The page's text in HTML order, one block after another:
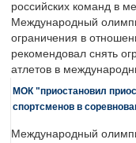
российских команд в
Международный
ограничения в
рекомендовал снять
атлетов в
МОК "приостановил
спортсменов в
Международный